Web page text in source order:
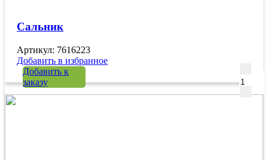
Сальник
Артикул: 7616223
Добавить в избранное
Добавить к
заказу